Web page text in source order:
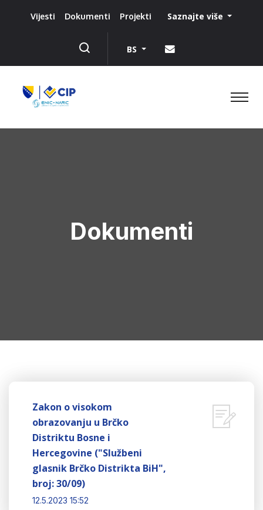
Vijesti Dokumenti Projekti Saznajte više
BS
Dokumenti
Zakon o visokom
obrazovanju u Brčko
Distriktu Bosne i
Hercegovine ("Službeni
glasnik Brčko Distrikta BiH",
broj: 30/09)
12.5.2023 15:52